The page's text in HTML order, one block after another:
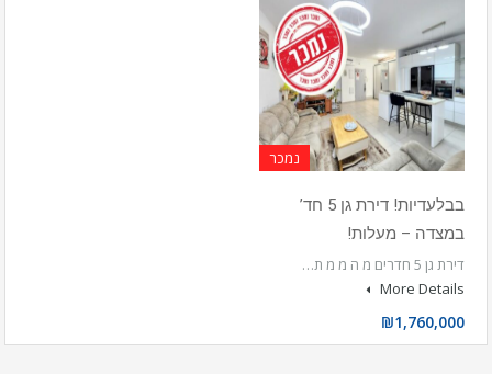
נמכר
בבלעדיות! דירת גן 5 חד’
במצדה – מעלות!
דירת גן 5 חדרים מ ה מ מ ת…
More Details
₪1,760,000